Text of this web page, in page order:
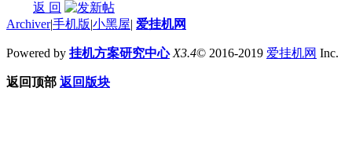
返 回
Archiver|手机版|小黑屋| 爱挂机网
Powered by 挂机方案研究中心 X3.4© 2016-2019 爱挂机网 Inc.
返回顶部 返回版块